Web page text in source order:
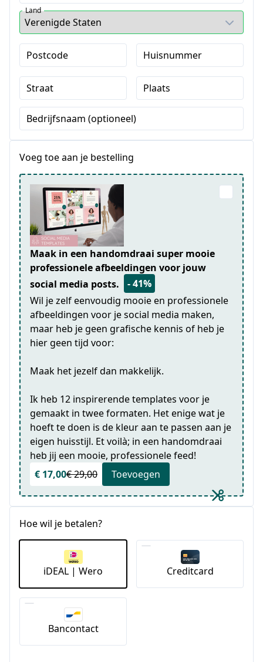
Land
Postcode Huisnummer
Straat Plaats
Bedrijfsnaam (optioneel)
Voeg toe aan je bestelling
Maak in een handomdraai super mooie
professionele afbeeldingen voor jouw
social media posts.
- 41%
Wil je zelf eenvoudig mooie en professionele
afbeeldingen voor je social media maken,
maar heb je geen grafische kennis of heb je
hier geen tijd voor:
Maak het jezelf dan makkelijk.
Ik heb 12 inspirerende templates voor je
gemaakt in twee formaten. Het enige wat je
hoeft te doen is de kleur aan te passen aan je
eigen huisstijl. Et voilà; in een handomdraai
heb jij een mooie, professionele feed!
€ 17,00€ 29,00 Toevoegen
Hoe wil je betalen?
iDEAL | Wero Creditcard
Bancontact